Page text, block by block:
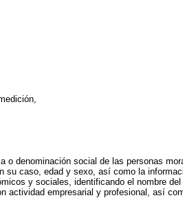
o denominación social de las personas
su caso, edad y sexo, así como la
y sociales, identificando el nombre del
actividad empresarial y profesional, así